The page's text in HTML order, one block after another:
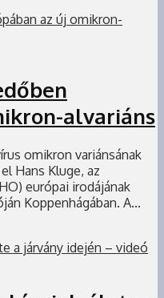
alvariáns
omikron variánsának
Hans Kluge, az
európai irodájának
Koppenhágában. A...